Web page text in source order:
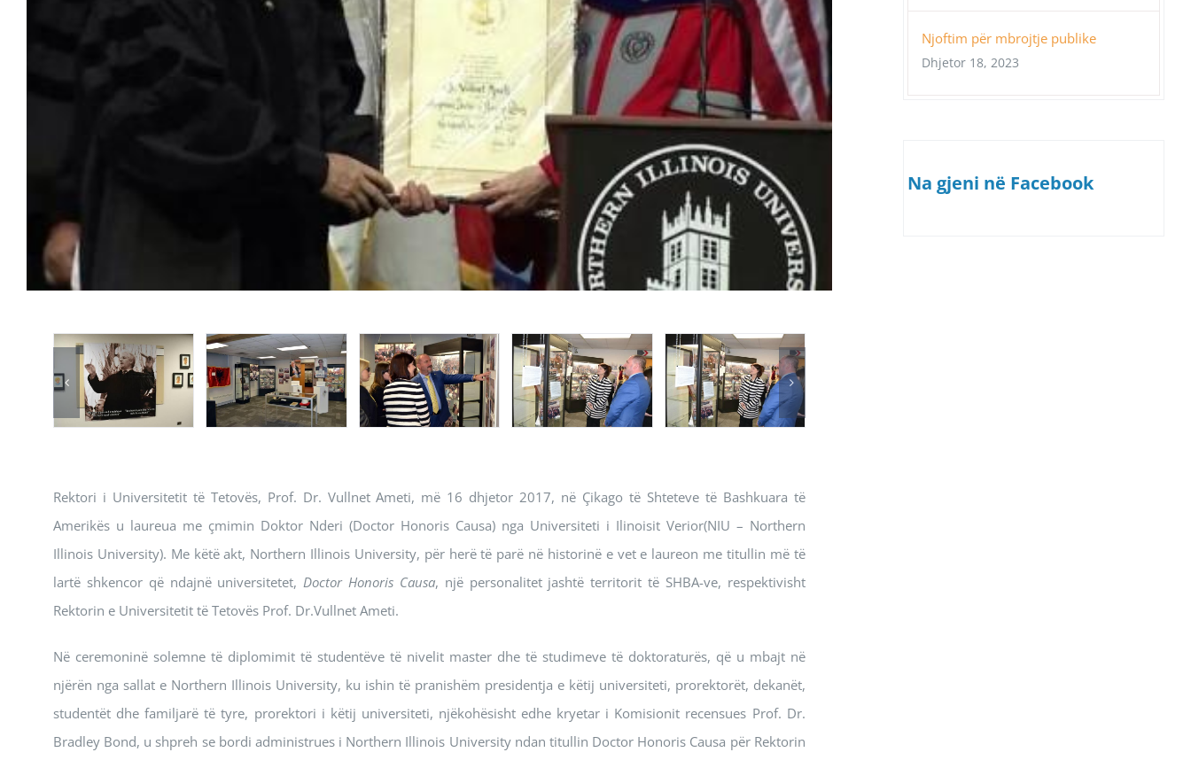
Rektori i Universitetit të Tetovës, Prof. Dr. Vullnet Ameti, më 16 dhjetor 2017, në Çikago të Shteteve të Bashkuara të
Amerikës u laureua me çmimin Doktor Nderi (Doctor Honoris Causa) nga Universiteti i Ilinoisit Verior(NIU – Northern
Illinois University). Me këtë akt, Northern Illinois University, për herë të parë në historinë e vet e laureon me titullin më të
lartë shkencor që ndajnë universitetet,Doctor Honoris Causa, një personalitet jashtë territorit të SHBA-ve, respektivisht
Rektorin e Universitetit të Tetovës Prof. Dr.Vullnet Ameti.
Në ceremoninë solemne të diplomimit të studentëve të nivelit master dhe të studimeve të doktoraturës, që u mbajt në
njërën nga sallat e Northern Illinois University, ku ishin të pranishëm presidentja e këtij universiteti, prorektorët, dekanët,
studentët dhe familjarë të tyre, prorektori i këtij universiteti, njëkohësisht edhe kryetar i Komisionit recensues Prof. Dr.
Bradley Bond, u shpreh se bordi administrues i Northern Illinois University ndan titullin Doctor Honoris Causa për Rektorin
Njoftim për mbrojtje publike
Dhjetor 18, 2023
Na gjeni në Facebook